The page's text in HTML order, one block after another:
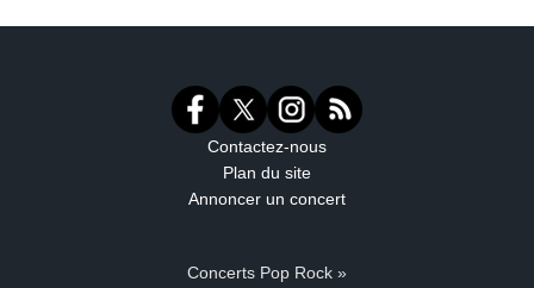
Contactez-nous
Plan du site
Annoncer un concert
Concerts Pop Rock »